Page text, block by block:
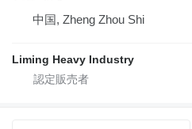
中国, Zheng Zhou Shi
Liming Heavy Industry